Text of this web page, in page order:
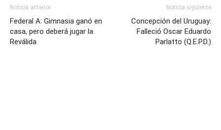
Noticia anterior
Federal A: Gimnasia ganó en
casa, pero deberá jugar la
Reválida
Noticia siguiente
Concepción del Uruguay:
Falleció Oscar Eduardo
Parlatto (Q.E.P.D.)